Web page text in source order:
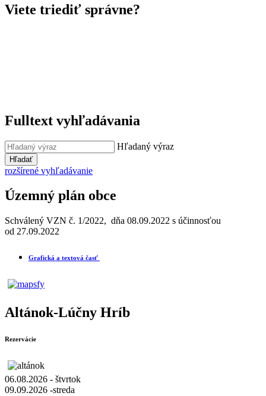
Viete triediť správne?
Fulltext vyhľadávania
Hľadaný výraz
Hľadať
rozšírené vyhľadávanie
Územný plán obce
Schválený VZN č. 1/2022, dňa 08.09.2022 s účinnosťou
od 27.09.2022
Grafická a textová časť
Altánok-Lúčny Hríb
Rezervácie
06.08.2026 - štvrtok
09.09.2026 -streda